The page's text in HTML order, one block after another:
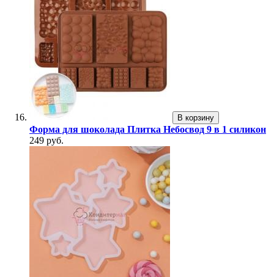
В корзину
Форма для шоколада Плитка Небосвод 9 в 1 силикон
249 руб.